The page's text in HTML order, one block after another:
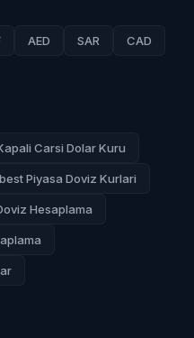
AED SAR CAD
Carsi Dolar Kuru
Piyasa Doviz Kurlari
Hesaplama